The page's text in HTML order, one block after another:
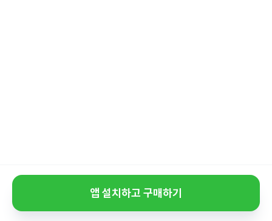
앱 설치하고 구매하기